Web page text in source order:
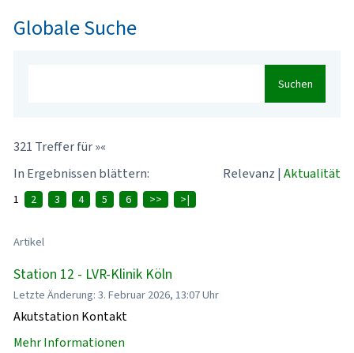
Globale Suche
Suchen
321 Treffer für »«
In Ergebnissen blättern:
Relevanz | Aktualität
1 2 3 4 5 6 >> >|
Artikel
Station 12 - LVR-Klinik Köln
Letzte Änderung: 3. Februar 2026, 13:07 Uhr
Akutstation Kontakt
Mehr Informationen